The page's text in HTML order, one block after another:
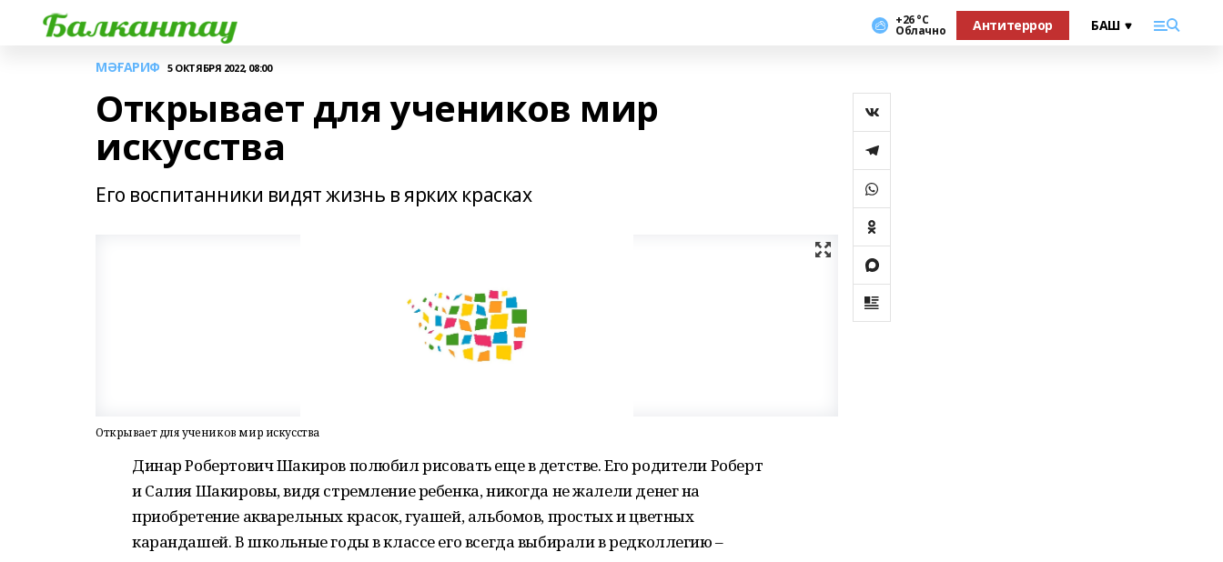
+26 °С
Облачно Антитеррор
МӘҒАРИФ 5 ОКТЯБРЯ 2022, 08:00
Открывает для учеников мир
искусства
Его воспитанники видят жизнь в ярких красках
Открывает для учеников мир искусства
Динар Робертович Шакиров полюбил рисовать еще в детстве. Его родители Роберт
и Салия Шакировы, видя стремление ребенка, никогда не жалели денег на
приобретение акварельных красок, гуашей, альбомов, простых и цветных
карандашей. В школьные годы в классе его всегда выбирали в редколлегию –